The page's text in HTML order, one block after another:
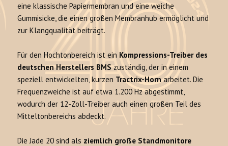
eine klassische Papiermembran und eine weiche
Gummisicke, die einen großen Membranhub ermöglicht und
zur Klangqualität beiträgt.
Für den Hochtonbereich ist ein Kompressions-Treiber des
deutschen Herstellers BMS zuständig, der in einem
speziell entwickelten, kurzen Tractrix-Hornarbeitet. Die
Frequenzweiche ist auf etwa 1.200 Hz abgestimmt,
wodurch der 12-Zoll-Treiber auch einen großen Teil des
Mitteltonbereichs abdeckt.
Die Jade 20 sind als ziemlich große Standmonitore